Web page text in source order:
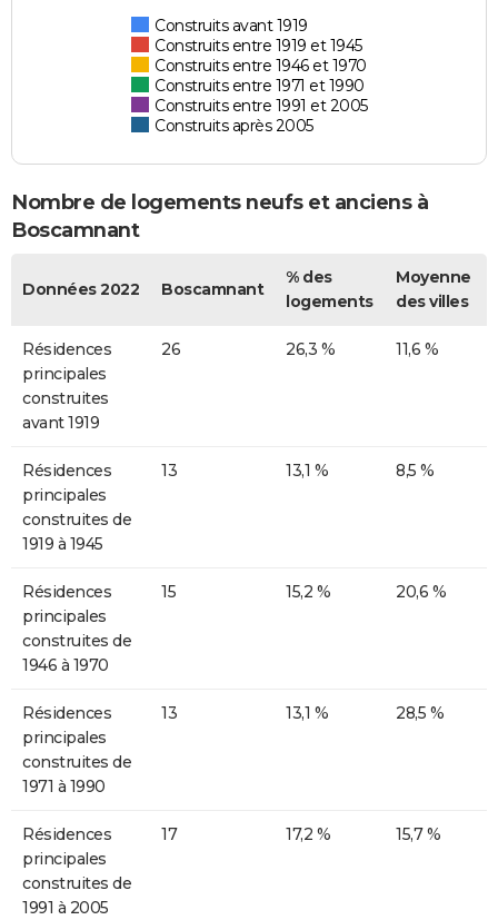
Construits avant 1919
Construits entre 1919 et 1945
Construits entre 1946 et 1970
Construits entre 1971 et 1990
Construits entre 1991 et 2005
Construits après 2005
Nombre de logements neufs et anciens à
Boscamnant
Données 2022 Boscamnant
% des
logements
Moyenne
des villes
Résidences
principales
construites
avant 1919
26 26,3 % 11,6 %
Résidences
principales
construites de
1919 à 1945
13 13,1 % 8,5 %
Résidences
principales
construites de
1946 à 1970
15 15,2 % 20,6 %
Résidences
principales
construites de
1971 à 1990
13 13,1 % 28,5 %
Résidences
principales
construites de
1991 à 2005
17 17,2 % 15,7 %